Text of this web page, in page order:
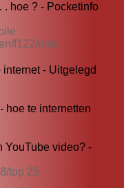
. hoe ? - Pocketinfo
f122/mita
- Uitgelegd
hoe te internetten
YouTube video? -
top 25